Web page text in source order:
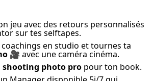
jeu avec des retours personnalisés
sur tes selftapes.
coachings en studio et tournes ta
🎥 avec une caméra cinéma.
shooting photo pro pour ton book.